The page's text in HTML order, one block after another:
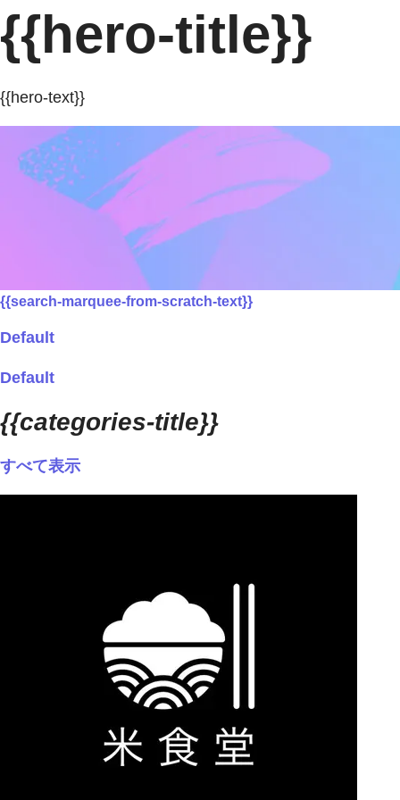
{{hero-title}}
{{hero-text}}
{{search-marquee-from-scratch-text}}
Default
Default
{{categories-title}}
すべて表示